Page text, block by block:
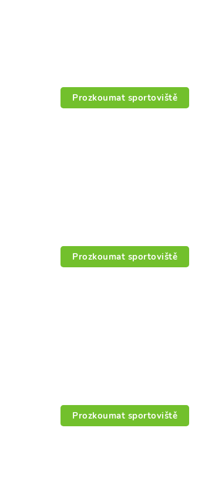
Prozkoumat sportoviště
Prozkoumat sportoviště
Prozkoumat sportoviště